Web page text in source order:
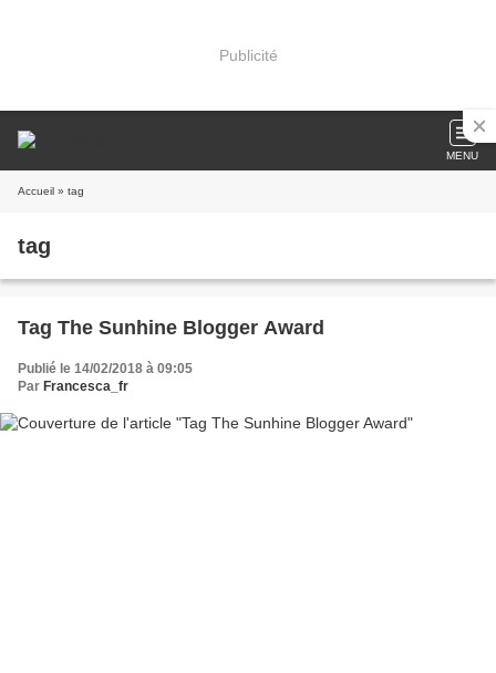
Publicité
MENU
Accueil » tag
tag
Tag The Sunhine Blogger Award
Publié le 14/02/2018 à 09:05
Par Francesca_fr